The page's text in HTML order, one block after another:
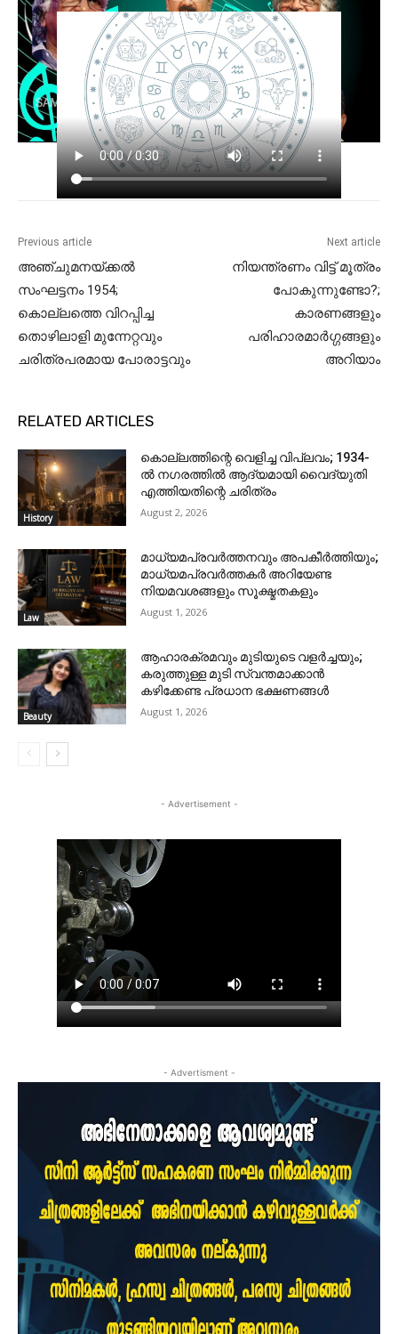
Previous article
അഞ്ചുമനയ്ക്കൽ
സംഘട്ടനം 1954;
കൊല്ലത്തെ വിറപ്പിച്ച
തൊഴിലാളി മുന്നേറ്റവും
ചരിത്രപരമായ പോരാട്ടവും
Next article
നിയന്ത്രണം വിട്ട് മൂത്രം
പോകുന്നുണ്ടോ?;
കാരണങ്ങളും
പരിഹാരമാർഗ്ഗങ്ങളും
അറിയാം
RELATED ARTICLES
History
കൊല്ലത്തിന്റെ വെളിച്ച വിപ്ലവം; 1934-
ൽ നഗരത്തിൽ ആദ്യമായി വൈദ്യുതി
എത്തിയതിന്റെ ചരിത്രം
August 2, 2026
Law
മാധ്യമപ്രവർത്തനവും അപകീർത്തിയും;
മാധ്യമപ്രവർത്തകർ അറിയേണ്ട
നിയമവശങ്ങളും സൂക്ഷ്മതകളും
August 1, 2026
Beauty
ആഹാരക്രമവും മുടിയുടെ വളർച്ചയും;
കരുത്തുള്ള മുടി സ്വന്തമാക്കാൻ
കഴിക്കേണ്ട പ്രധാന ഭക്ഷണങ്ങൾ
August 1, 2026
- Advertisement -
- Advertisment -